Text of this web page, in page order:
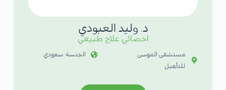
د. وليد العبودي
اخصائي علاج طبيعي
مستشفى الموسى
للتأهيل
الجنسة: سعودي